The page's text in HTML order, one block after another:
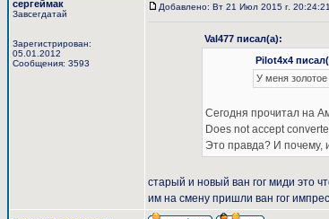
сергеймак
Завсегдатай
Зарегистрирован:
05.01.2012
Сообщения: 3593
Добавлено: Вт 21 Июл 2015 г. 20:24:21
Val477 писал(а):
Pilot4x4
У меня золотое
Сегодня прочитал на
Does not accept
Это правда? И почему,
старый и новый ван гог миди это
им на смену пришли ван гог